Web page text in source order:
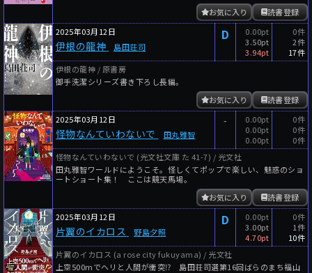
読書登録
お気に入り
2025年03月12日
伊根の龍神 島田荘司
D
0.00pt
3.50pt
3.94pt
0件
2件
17件
伊根の龍神 / 原書房
御手洗潔シリーズ書き下ろし長編。
読書登録
お気に入り
2025年03月12日
怪物なんていわないで 田丸雅智
-
0.00pt
0.00pt
0.00pt
0件
0件
0件
怪物なんていわないで (光文社文庫 た 41-7) / 光文社
田丸雅智ワールドにようこそ。怪しくてポップで楽しい、魅惑のショ
ートショート集！ ここは競天馬場。
読書登録
お気に入り
2025年03月12日
片翼のイカロス 野島夕照
D
0.00pt
3.00pt
4.70pt
0件
1件
10件
片翼のイカロス (a rose city fukuyama) / 光文社
上空500mでヘリと人間が衝突⁉ 島田荘司選第16回ばらのまち福山